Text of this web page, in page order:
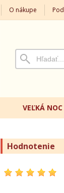
O nákupe
VEĽKÁ
Hodnotenie